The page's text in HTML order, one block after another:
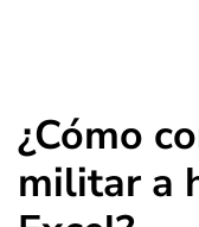
¿Cómo
militar a